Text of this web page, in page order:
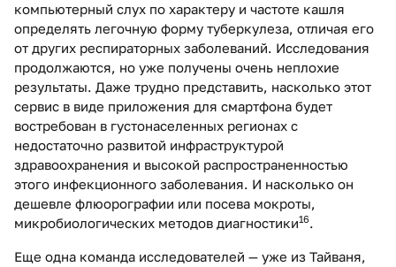
компьютерный слух по характеру и частоте кашля
определять легочную форму туберкулеза, отличая его
от других респираторных заболеваний. Исследования
продолжаются, но уже получены очень неплохие
результаты. Даже трудно представить, насколько этот
сервис в виде приложения для смартфона будет
востребован в густонаселенных регионах с
недостаточно развитой инфраструктурой
здравоохранения и высокой распространенностью
этого инфекционного заболевания. И насколько он
дешевле флюорографии или посева мокроты,
микробиологических методов диагностики16.
Еще одна команда исследователей — уже из Тайваня,